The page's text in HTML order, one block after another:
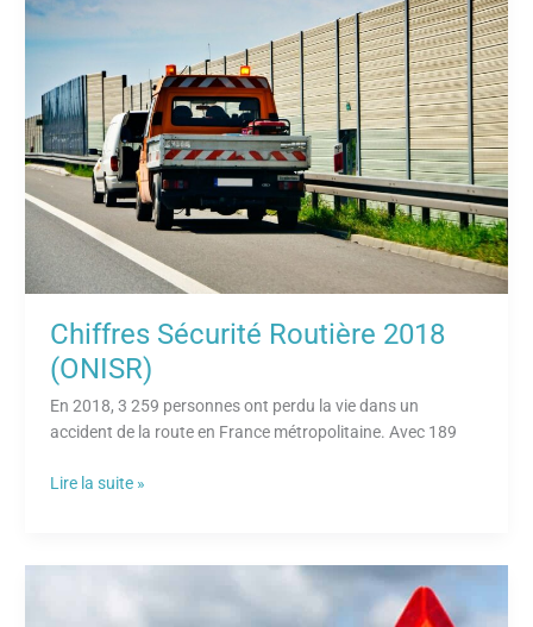
Chiffres Sécurité Routière 2018
(ONISR)
En 2018, 3 259 personnes ont perdu la vie dans un
accident de la route en France métropolitaine. Avec 189
Sécurité
Routière
(ONISR)
Lire la suite »